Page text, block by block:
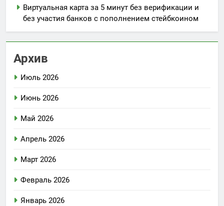
Виртуальная карта за 5 минут без верификации и
без участия банков с пополнением стейбкоином
Архив
Июль 2026
Июнь 2026
Май 2026
Апрель 2026
Март 2026
Февраль 2026
Январь 2026